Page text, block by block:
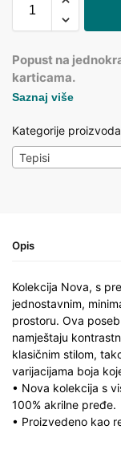
Popust na
karticama.
Saznaj više
Kategorije proizvoda
Tepisi
Opis
Kolekcija Nova, s
jednostavnim,
prostoru. Ova
namještaju
klasičnim stilom,
varijacijama boja
• Nova kolekcija s
100% akrilne pređe.
• Proizvedeno kao